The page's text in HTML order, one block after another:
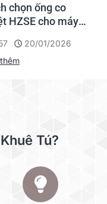
chọn ống co
HZSE cho máy in
20/01/2026
Tú?